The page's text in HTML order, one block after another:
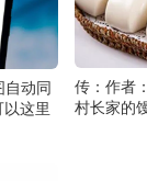
自动同
这里
传：作
村长家的